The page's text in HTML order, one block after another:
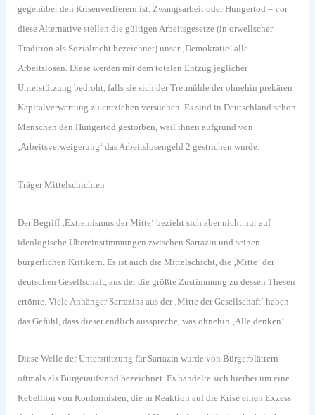
gegenüber den Krisenverlierern ist. Zwangsarbeit oder Hungertod – vor
diese Alternative stellen die gültigen Arbeitsgesetze (in orwellscher
Tradition als Sozialrecht bezeichnet) unser ‚Demokratie‘ alle
Arbeitslosen. Diese werden mit dem totalen Entzug jeglicher
Unterstützung bedroht, falls sie sich der Tretmühle der ohnehin prekären
Kapitalverwertung zu entziehen versuchen. Es sind in Deutschland schon
Menschen den Hungertod gestorben, weil ihnen aufgrund von
‚Arbeitsverweigerung‘ das Arbeitslosengeld 2 gestrichen wurde.
Träger Mittelschichten
Der Begriff ‚Extremismus der Mitte‘ bezieht sich aber nicht nur auf
ideologische Übereinstimmungen zwischen Sarrazin und seinen
bürgerlichen Kritikern. Es ist auch die Mittelschicht, die ‚Mitte‘ der
deutschen Gesellschaft, aus der die größte Zustimmung zu dessen Thesen
ertönte. Viele Anhänger Sarrazins aus der ‚Mitte der Gesellschaft‘ haben
das Gefühl, dass dieser endlich ausspreche, was ohnehin ‚Alle denken‘.
Diese Welle der Unterstützung für Sarrazin wurde von Bürgerblättern
oftmals als Bürgeraufstand bezeichnet. Es handelte sich hierbei um eine
Rebellion von Konformisten, die in Reaktion auf die Krise einen Exzess